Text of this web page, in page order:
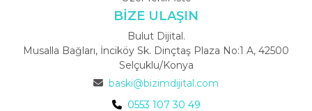
BİZE ULAŞIN
Bulut Dijital.
Musalla Bağları, İnciköy Sk. Dinçtaş Plaza No:1 A, 42500
Selçuklu/Konya
baski@bizimdijital.com
0553 107 30 49